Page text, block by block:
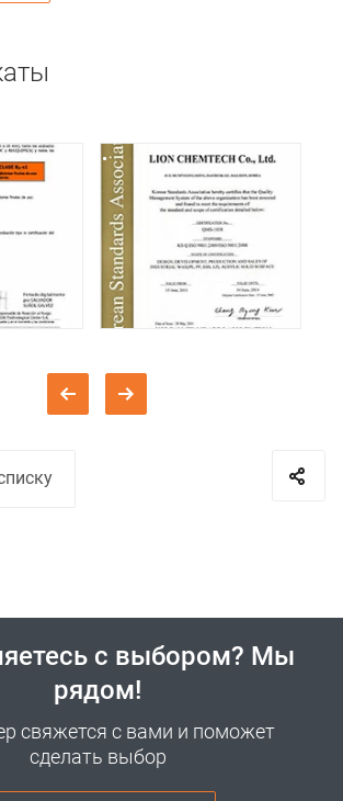
с выбором? Мы
рядом!
свяжется с вами и поможет
сделать выбор